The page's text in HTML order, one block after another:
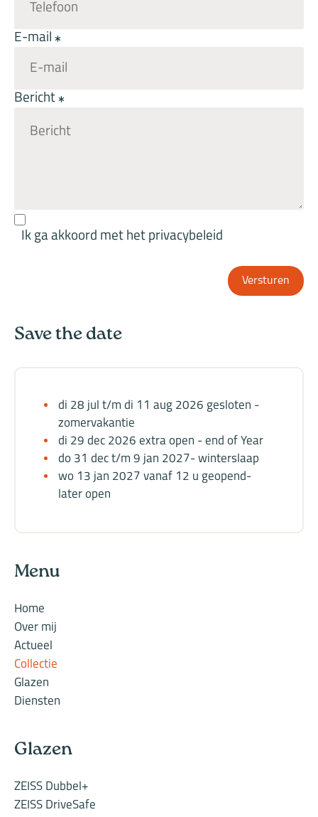
E-mail
Bericht
Ik ga akkoord met het privacybeleid
Versturen
Save the date
di 28 jul t/m di 11 aug 2026 gesloten -
zomervakantie
di 29 dec 2026 extra open - end of Year
do 31 dec t/m 9 jan 2027- winterslaap
wo 13 jan 2027 vanaf 12 u geopend-
later open
Menu
Home
Over mij
Actueel
Collectie
Glazen
Diensten
Glazen
ZEISS Dubbel+
ZEISS DriveSafe